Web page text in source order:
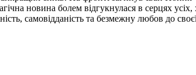
новина болем відгукнулася в серцях
самовідданість та безмежну любов до